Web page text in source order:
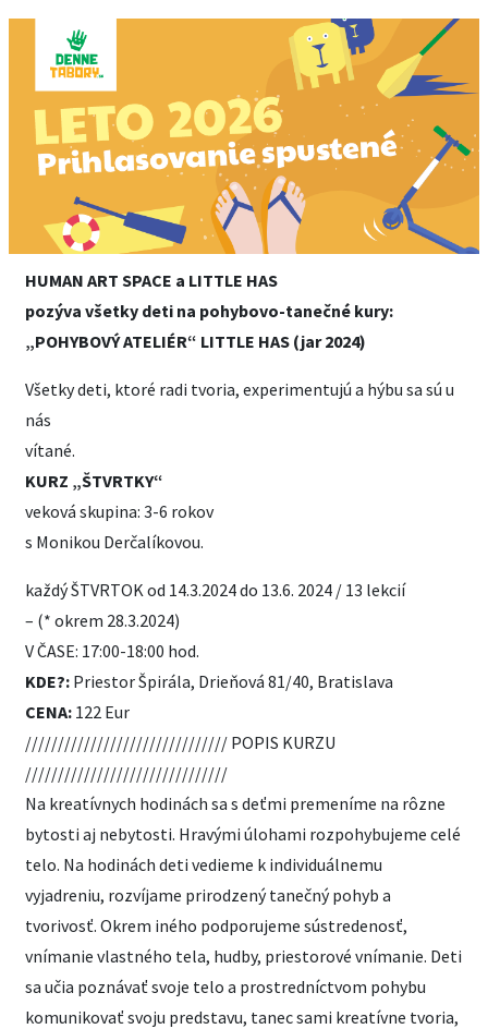
HUMAN ART SPACE a LITTLE HAS
pozýva všetky deti na pohybovo-tanečné kury:
„POHYBOVÝ ATELIÉR“ LITTLE HAS (jar 2024)
Všetky deti, ktoré radi tvoria, experimentujú a hýbu sa sú u
nás
vítané.
KURZ „ŠTVRTKY“
veková skupina: 3-6 rokov
s Monikou Derčalíkovou.
každý ŠTVRTOK od 14.3.2024 do 13.6. 2024 / 13 lekcií
– (* okrem 28.3.2024)
V ČASE: 17:00-18:00 hod.
KDE?: Priestor Špirála, Drieňová 81/40, Bratislava
CENA: 122 Eur
/////////////////////////////// POPIS KURZU
///////////////////////////////
Na kreatívnych hodinách sa s deťmi premeníme na rôzne
bytosti aj nebytosti. Hravými úlohami rozpohybujeme celé
telo. Na hodinách deti vedieme k individuálnemu
vyjadreniu, rozvíjame prirodzený tanečný pohyb a
tvorivosť. Okrem iného podporujeme sústredenosť,
vnímanie vlastného tela, hudby, priestorové vnímanie. Deti
sa učia poznávať svoje telo a prostredníctvom pohybu
komunikovať svoju predstavu, tanec sami kreatívne tvoria,